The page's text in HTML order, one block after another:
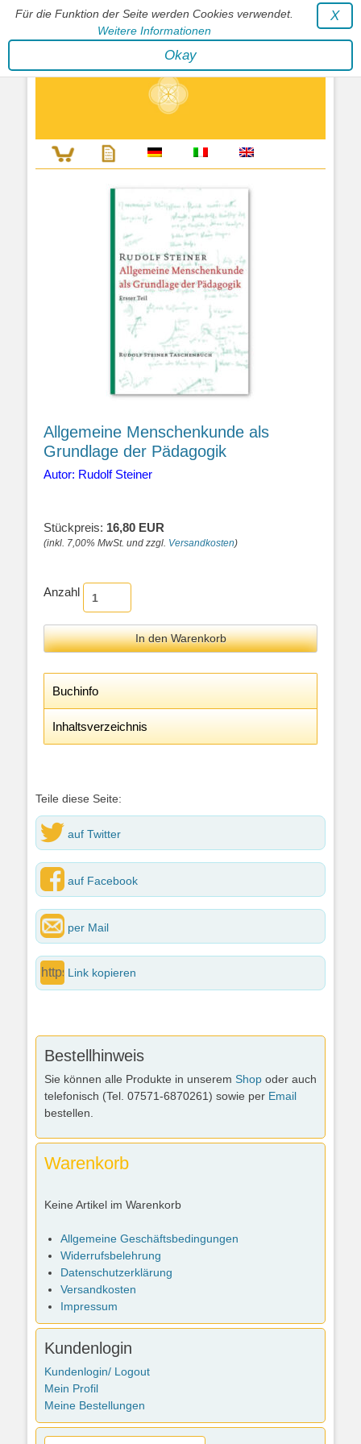
Für die Funktion der Seite werden Cookies verwendet.
Weitere Informationen
X
Okay
Stephan Wunderlich Verlag
Literatur zur Förderung der Gestaltfähigkeit des Lebens
Allgemeine Menschenkunde als
Grundlage der Pädagogik
Autor: Rudolf Steiner
Stückpreis: 16,80 EUR
(inkl. 7,00% MwSt. und zzgl. Versandkosten)
Anzahl
Buchinfo
Inhaltsverzeichnis
Teile diese Seite:
auf Twitter
auf Facebook
per Mail
Link kopieren
Bestellhinweis
Sie können alle Produkte in unserem Shop oder auch
telefonisch (Tel. 07571-6870261) sowie per Email
bestellen.
Warenkorb
Keine Artikel im Warenkorb
Allgemeine Geschäftsbedingungen
Widerrufsbelehrung
Datenschutzerklärung
Versandkosten
Impressum
Kundenlogin
Kundenlogin/ Logout
Mein Profil
Meine Bestellungen